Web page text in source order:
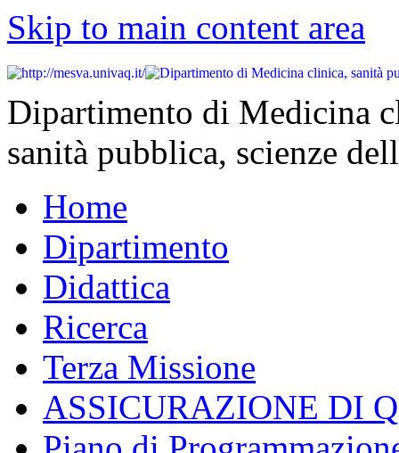
Skip to main content area
Dipartimento di Medicina
sanità pubblica, scienze
Home
Dipartimento
Didattica
Ricerca
Terza Missione
ASSICURAZIONE DI